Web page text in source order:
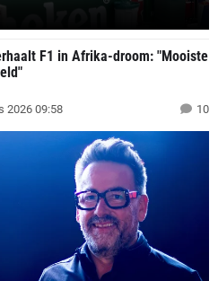
F1 in Afrika-droom: "Mooiste
2026 09:58 10